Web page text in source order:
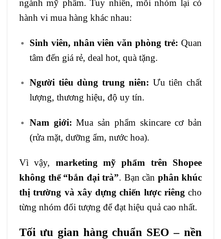
ngành mỹ phẩm. Tuy nhiên, mỗi nhóm lại có
hành vi mua hàng khác nhau:
Sinh viên, nhân viên văn phòng trẻ: Quan
tâm đến giá rẻ, deal hot, quà tặng.
Người tiêu dùng trung niên: Ưu tiên chất
lượng, thương hiệu, độ uy tín.
Nam giới: Mua sản phẩm skincare cơ bản
(rửa mặt, dưỡng ẩm, nước hoa).
Vì vậy, marketing mỹ phẩm trên Shopee
không thể “bắn đại trà”. Bạn cần phân khúc
thị trường và xây dựng chiến lược riêng cho
từng nhóm đối tượng để đạt hiệu quả cao nhất.
Tối ưu gian hàng chuẩn SEO – nền